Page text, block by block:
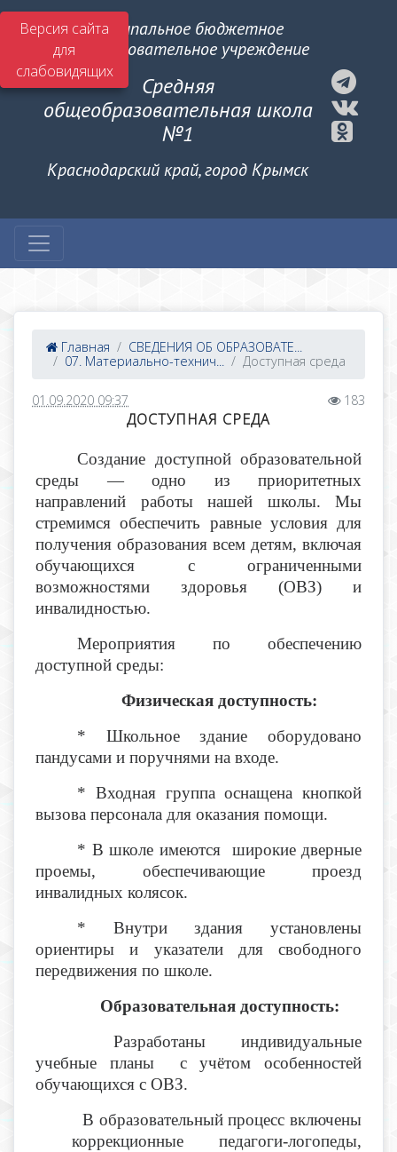
Версия сайта
для
слабовидящих
Муниципальное бюджетное
общеобразовательное учреждение
Средняя
общеобразовательная школа
№1
Краснодарский край, город Крымск
Главная
СВЕДЕНИЯ ОБ ОБРАЗОВАТЕ...
07. Материально-технич...
Доступная среда
01.09.2020 09:37 183
ДОСТУПНАЯ СРЕДА
Создание доступной образовательной
среды — одно из приоритетных
направлений работы нашей школы. Мы
стремимся обеспечить равные условия для
получения образования всем детям, включая
обучающихся с ограниченными
возможностями здоровья (ОВЗ) и
инвалидностью.
Мероприятия по обеспечению
доступной среды:
Физическая доступность:
* Школьное здание оборудовано
пандусами и поручнями на входе.
* Входная группа оснащена кнопкой
вызова персонала для оказания помощи.
* В школе имеются широкие дверные
проемы, обеспечивающие проезд
инвалидных колясок.
* Внутри здания установлены
ориентиры и указатели для свободного
передвижения по школе.
Образовательная доступность:
Разработаны индивидуальные
учебные планы с учётом особенностей
обучающихся с ОВЗ.
В образовательный процесс включены
коррекционные педагоги-логопеды,